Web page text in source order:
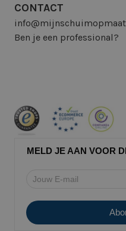
CONTACT
Ben je een professional?
MELD JE AAN VOOR